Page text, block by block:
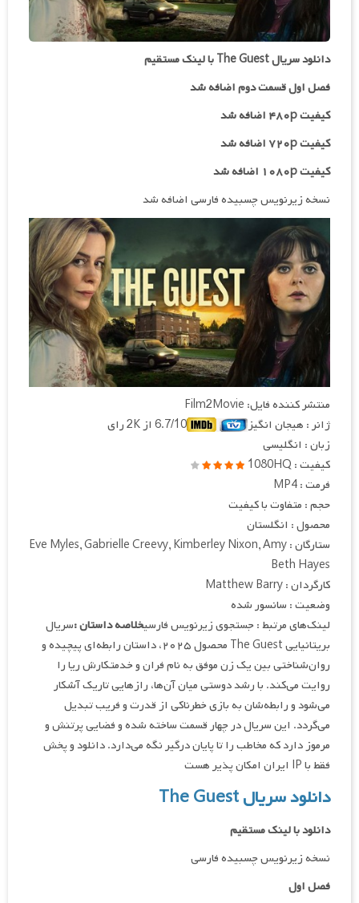
دانلود سریال The Guest با لینک مستقیم
فصل اول قسمت دوم اضافه شد
کیفیت ۴۸۰p اضافه شد
کیفیت ۷۲۰p
اضافه شد
کیفیت ۱۰۸۰p اضافه شد
نسخه زیرنویس چسبیده فارسی اضافه شد
منتشر کننده فایل: Film2Movie
ژانر : هیجان انگیز
6.7/10 از 2K رای
زبان : انگلیسی
کیفیت : 1080HQ
فرمت : MP4
حجم : متفاوت با کیفیت
محصول : انگلستان
ستارگان : Eve Myles, Gabrielle Creevy, Kimberley Nixon, Amy
Beth Hayes
کارگردان : Matthew Barry
وضعیت : سانسور شده
لینک‌های مرتبط : جستجوی زیرنویس فارسیخلاصه داستان :سریال
بریتانیایی The Guest محصول ۲۰۲۵، داستان رابطه‌ای پیچیده و
روان‌شناختی بین یک زن موفق به نام فران و خدمتکارش ریا را
روایت می‌کند. با رشد دوستی میان آن‌ها، رازهایی تاریک آشکار
می‌شود و رابطه‌شان به بازی خطرناکی از قدرت و فریب تبدیل
می‌گردد. این سریال در چهار قسمت ساخته شده و فضایی پرتنش و
مرموز دارد که مخاطب را تا پایان درگیر نگه می‌دارد. دانلود و پخش
فقط با IP ایران امکان پذیر هست
دانلود سریال The Guest
دانلود با لینک مستقیم
نسخه زیرنویس چسبیده فارسی
فصل اول